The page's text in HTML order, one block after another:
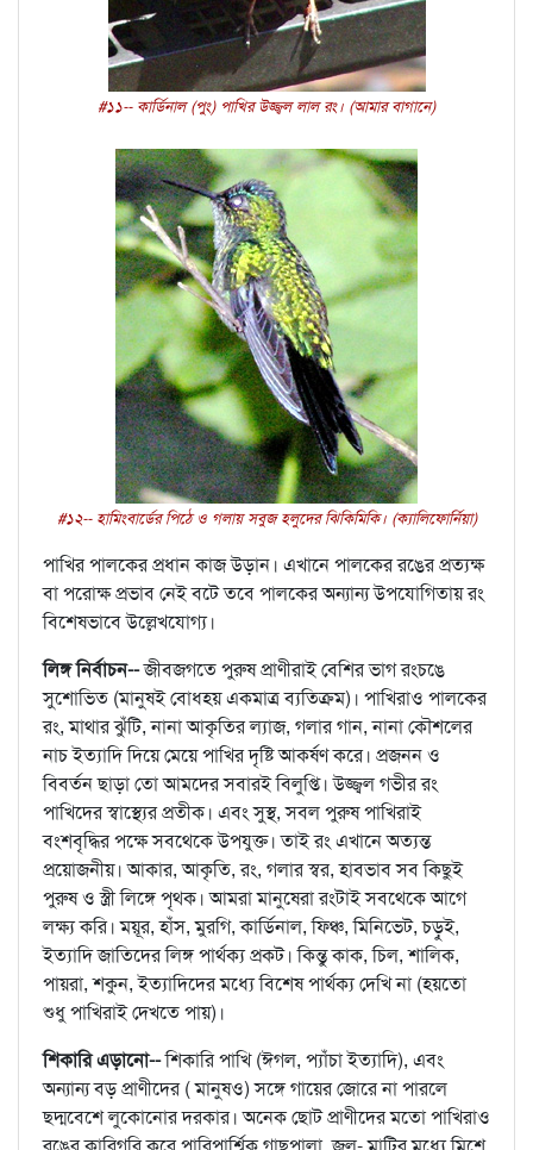
#১১-- কার্ডিনাল (পুং) পাখির উজ্জ্বল লাল রং। (আমার বাগানে)
#১২-- হামিংবার্ডের পিঠে ও গলায় সবুজ হলুদের ঝিকিমিকি। (ক্যালিফোর্নিয়া)
পাখির পালকের প্রধান কাজ উড়ান। এখানে পালকের রঙের প্রত্যক্ষ
বা পরোক্ষ প্রভাব নেই বটে তবে পালকের অন্যান্য উপযোগিতায় রং
বিশেষভাবে উল্লেখযোগ্য।
লিঙ্গ নির্বাচন--জীবজগতে পুরুষ প্রাণীরাই বেশির ভাগ রংচঙে
সুশোভিত (মানুষই বোধহয় একমাত্র ব্যতিক্রম)। পাখিরাও পালকের
রং, মাথার ঝুঁটি, নানা আকৃতির ল্যাজ, গলার গান, নানা কৌশলের
নাচ ইত্যাদি দিয়ে মেয়ে পাখির দৃষ্টি আকর্ষণ করে। প্রজনন ও
বিবর্তন ছাড়া তো আমদের সবারই বিলুপ্তি। উজ্জ্বল গভীর রং
পাখিদের স্বাস্থ্যের প্রতীক। এবং সুস্থ, সবল পুরুষ পাখিরাই
বংশবৃদ্ধির পক্ষে সবথেকে উপযুক্ত। তাই রং এখানে অত্যন্ত
প্রয়োজনীয়। আকার, আকৃতি, রং, গলার স্বর, হাবভাব সব কিছুই
পুরুষ ও স্ত্রী লিঙ্গে পৃথক। আমরা মানুষেরা রংটাই সবথেকে আগে
লক্ষ্য করি। ময়ূর, হাঁস, মুরগি, কার্ডিনাল, ফিঞ্চ, মিনিভেট, চড়ুই,
ইত্যাদি জাতিদের লিঙ্গ পার্থক্য প্রকট। কিন্তু কাক, চিল, শালিক,
পায়রা, শকুন, ইত্যাদিদের মধ্যে বিশেষ পার্থক্য দেখি না (হয়তো
শুধু পাখিরাই দেখতে পায়)।
শিকারি এড়ানো--শিকারি পাখি (ঈগল, প্যাঁচা ইত্যাদি), এবং
অন্যান্য বড় প্রাণীদের ( মানুষও) সঙ্গে গায়ের জোরে না পারলে
ছদ্মবেশে লুকোনোর দরকার। অনেক ছোট প্রাণীদের মতো পাখিরাও